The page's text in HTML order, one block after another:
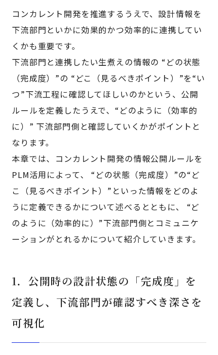
コンカレント開発を推進するうえで、設計情報を
下流部門といかに効果的かつ効率的に連携してい
くかも重要です。
下流部門と連携したい生煮えの情報の “どの状態
（完成度）”の “どこ（見るべきポイント）”を“い
つ”下流工程に確認してほしいのかという、公開
ルールを定義したうえで、“どのように（効率的
に）” 下流部門側と確認していくかがポイントと
なります。
本章では、コンカレント開発の情報公開ルールを
PLM活用によって、 “どの状態（完成度）”の“ど
こ（見るべきポイント）”といった情報をどのよ
うに定義できるかについて述べるとともに、 “ど
のように（効率的に）”下流部門側とコミュニケ
ーションがとれるかについて紹介していきます。
1．公開時の設計状態の「完成度」を
定義し、下流部門が確認すべき深さを
可視化